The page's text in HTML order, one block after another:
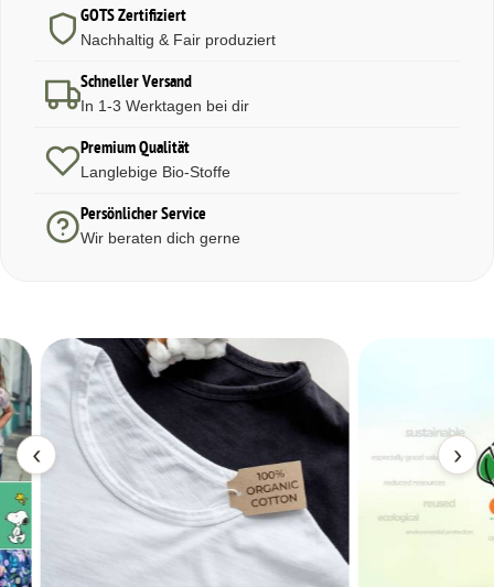
GOTS Zertifiziert
Nachhaltig & Fair produziert
Schneller Versand
In 1-3 Werktagen bei dir
Premium Qualität
Langlebige Bio-Stoffe
Persönlicher Service
Wir beraten dich gerne
‹ ›